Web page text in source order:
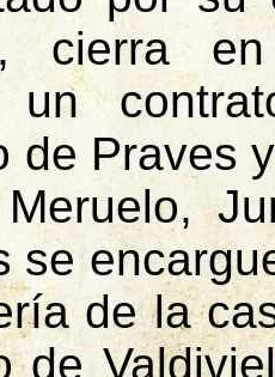
cierra
un
de Praves
Meruelo,
se
de la
de